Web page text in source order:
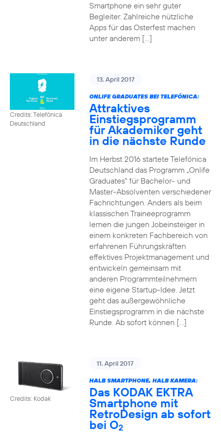
Smartphone ein sehr guter
Begleiter. Zahlreiche nützliche
Apps für das Osterfest machen
unter anderem […]
Credits: Telefónica
Deutschland
13. April 2017
ONLIFE GRADUATES BEI TELEFÓNICA:
Attraktives
Einstiegsprogramm
für Akademiker geht
in die nächste Runde
Im Herbst 2016 startete Telefónica
Deutschland das Programm „Onlife
Graduates“ für Bachelor- und
Master-Absolventen verschiedener
Fachrichtungen. Anders als beim
klassischen Traineeprogramm
lernen die jungen Jobeinsteiger in
einem konkreten Fachbereich von
erfahrenen Führungskräften
effektives Projektmanagement und
entwickeln gemeinsam mit
anderen Programmteilnehmern
eine eigene Startup-Idee. Jetzt
geht das außergewöhnliche
Einstiegsprogramm in die nächste
Runde. Ab sofort können […]
Credits: Kodak
11. April 2017
HALB SMARTPHONE, HALB KAMERA:
Das KODAK EKTRA
Smartphone mit
RetroDesign ab sofort
bei O2